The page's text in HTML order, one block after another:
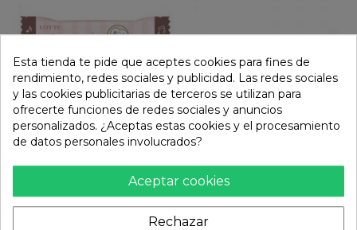
Galleta wafer de
chocolate pokemon
(LOTTE) 23g
Galletas rollo original
pokemon (OREO) 119.6g
3,29 €
Esta tienda te pide que aceptes cookies para fines de
rendimiento, redes sociales y publicidad. Las redes sociales
y las cookies publicitarias de terceros se utilizan para
ofrecerte funciones de redes sociales y anuncios
personalizados. ¿Aceptas estas cookies y el procesamiento
de datos personales involucrados?
Aceptar cookies
Rechazar